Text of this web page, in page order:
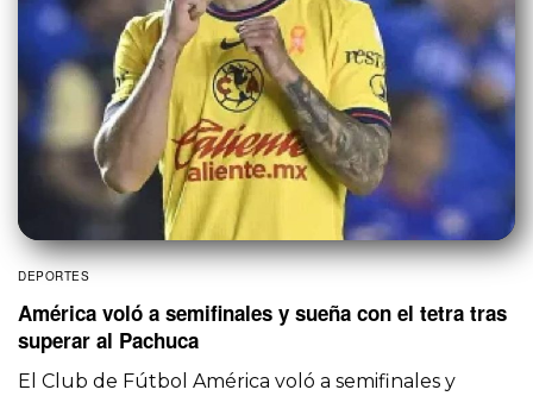
DEPORTES
América voló a semifinales y sueña con el tetra tras
superar al Pachuca
El Club de Fútbol América voló a semifinales y